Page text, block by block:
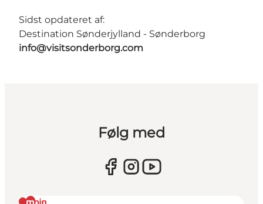
Sidst opdateret af:
Destination Sønderjylland - Sønderborg
info@visitsonderborg.com
Følg med